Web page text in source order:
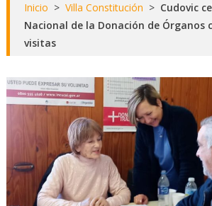
Inicio > Villa Constitución > Cudovic
Nacional de la Donación de
visitas